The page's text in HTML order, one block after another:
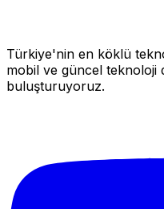
Türkiye'nin en köklü
mobil ve güncel teknoloji
buluşturuyoruz.